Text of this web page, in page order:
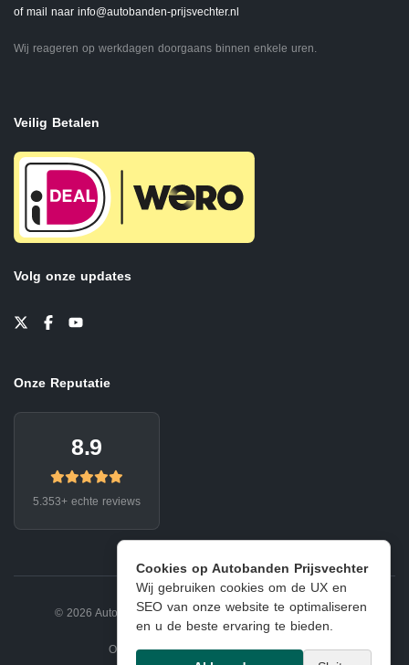
Cookies op Autobanden Prijsvechter
Wij gebruiken cookies om de UX en
SEO van onze website te optimaliseren
en u de beste ervaring te bieden.
of mail naar info@autobanden-prijsvechter.nl
Wij reageren op werkdagen doorgaans binnen enkele uren.
Veilig Betalen
Volg onze updates
Onze Reputatie
8.9
5.353+ echte reviews
© 2026 Autobanden Prijsvechter. Privacy | Voorwaarden
Onderdeel van EJ Banden Oosterhout